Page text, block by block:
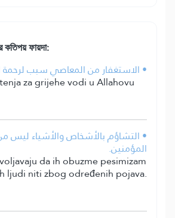
ফায়দা:
• الاستغفار من المعاصي سبب لرحمة
za grijehe vodi u Allahovu
• التشاؤم بالأشخاص والأشياء ليس
المؤمنين.
da ih obuzme pesimizam
ljudi niti zbog određenih pojava.